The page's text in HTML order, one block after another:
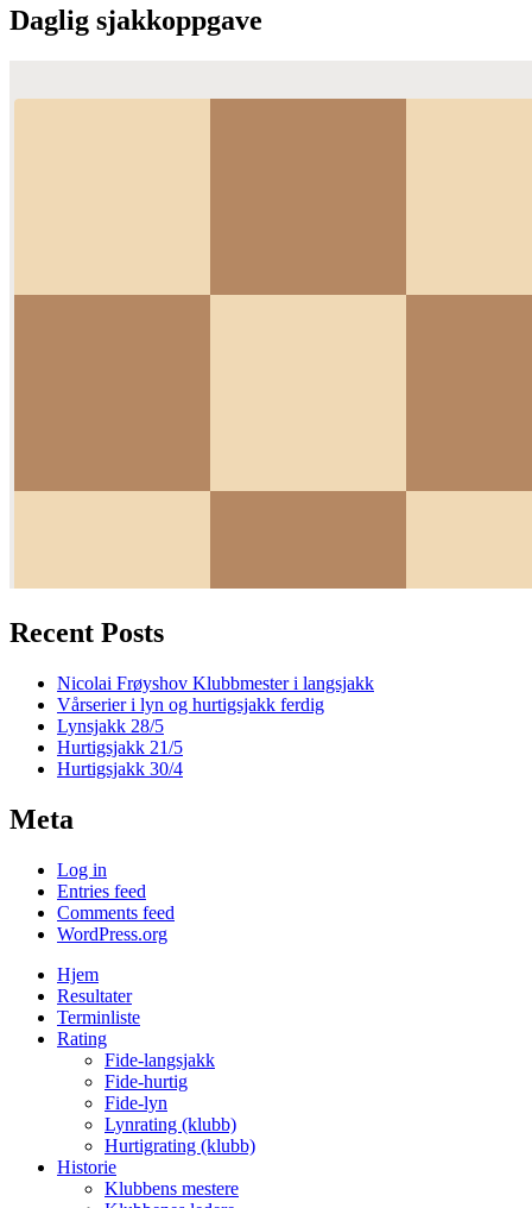
Daglig sjakkoppgave
Recent Posts
Nicolai Frøyshov Klubbmester i langsjakk
Vårserier i lyn og hurtigsjakk ferdig
Lynsjakk 28/5
Hurtigsjakk 21/5
Hurtigsjakk 30/4
Meta
Log in
Entries feed
Comments feed
WordPress.org
Hjem
Resultater
Terminliste
Rating
Fide-langsjakk
Fide-hurtig
Fide-lyn
Lynrating (klubb)
Hurtigrating (klubb)
Historie
Klubbens mestere